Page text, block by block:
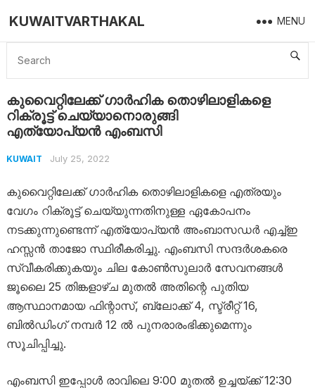
KUWAITVARTHAKAL MENU
Home Kuwait
കുവൈറ്റിലേക്ക് ഗാർഹിക തൊഴിലാളികളെ റിക്രൂട്ട് ചെയ്യാനൊരുങ്ങി
എത്യോപ്യൻ എംബസി
കുവൈറ്റിലേക്ക് ഗാർഹിക തൊഴിലാളികളെ
റിക്രൂട്ട് ചെയ്യാനൊരുങ്ങി
എത്യോപ്യൻ എംബസി
KUWAIT July 25, 2022
കുവൈറ്റിലേക്ക് ഗാർഹിക തൊഴിലാളികളെ എത്രയും
വേഗം റിക്രൂട്ട് ചെയ്യുന്നതിനുള്ള ഏകോപനം
നടക്കുന്നുണ്ടെന്ന് എത്യോപ്യൻ അംബാസഡർ എച്ച്ഇ
ഹസ്സൻ താജോ സ്ഥിരീകരിച്ചു. എംബസി സന്ദർശകരെ
സ്വീകരിക്കുകയും ചില കോൺസുലാർ സേവനങ്ങൾ
ജൂലൈ 25 തിങ്കളാഴ്ച മുതൽ അതിന്റെ പുതിയ
ആസ്ഥാനമായ ഫിന്റാസ്, ബ്ലോക്ക് 4, സ്ട്രീറ്റ് 16,
ബിൽഡിംഗ് നമ്പർ 12 ൽ പുനരാരംഭിക്കുമെന്നും
സൂചിപ്പിച്ചു.
എംബസി ഇപ്പോൾ രാവിലെ 9:00 മുതൽ ഉച്ചയ്ക്ക് 12:30